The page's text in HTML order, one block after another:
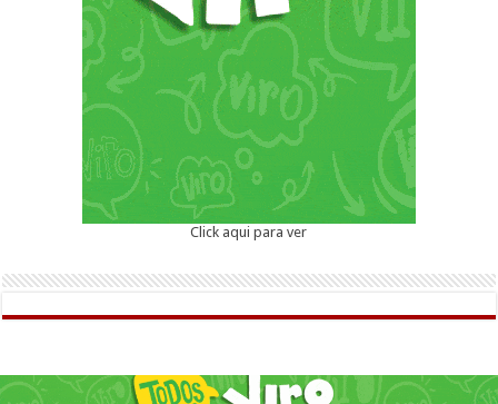
Click aqui para ver